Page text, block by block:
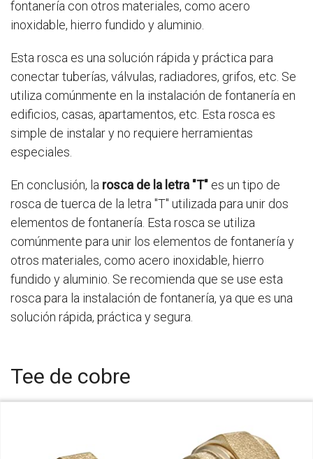
fontanería con otros materiales, como acero
inoxidable, hierro fundido y aluminio.
Esta rosca es una solución rápida y práctica para
conectar tuberías, válvulas, radiadores, grifos, etc. Se
utiliza comúnmente en la instalación de fontanería en
edificios, casas, apartamentos, etc. Esta rosca es
simple de instalar y no requiere herramientas
especiales.
En conclusión, la rosca de la letra "T" es un tipo de
rosca de tuerca de la letra "T" utilizada para unir dos
elementos de fontanería. Esta rosca se utiliza
comúnmente para unir los elementos de fontanería y
otros materiales, como acero inoxidable, hierro
fundido y aluminio. Se recomienda que se use esta
rosca para la instalación de fontanería, ya que es una
solución rápida, práctica y segura.
Tee de cobre